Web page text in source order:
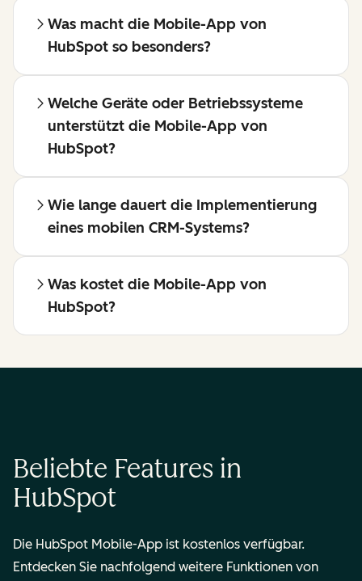
Was macht die Mobile-App von
HubSpot so besonders?
Welche Geräte oder Betriebssysteme
unterstützt die Mobile-App von
HubSpot?
Wie lange dauert die Implementierung
eines mobilen CRM-Systems?
Was kostet die Mobile-App von
HubSpot?
Beliebte Features in
HubSpot
Die HubSpot Mobile-App ist kostenlos verfügbar.
Entdecken Sie nachfolgend weitere Funktionen von